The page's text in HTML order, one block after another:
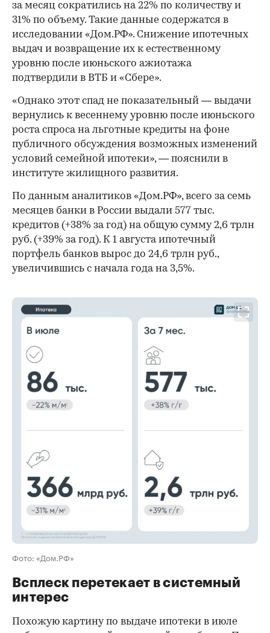
за месяц сократились на 22% по количеству и
31% по объему. Такие данные содержатся в
исследовании «Дом.РФ». Снижение ипотечных
выдач и возвращение их к естественному
уровню после июньского ажиотажа
подтвердили в ВТБ и «Сбере».
«Однако этот спад не показательный — выдачи
вернулись к весеннему уровню после июньского
роста спроса на льготные кредиты на фоне
публичного обсуждения возможных изменений
условий семейной ипотеки», — пояснили в
институте жилищного развития.
По данным аналитиков «Дом.РФ», всего за семь
месяцев банки в России выдали 577 тыс.
кредитов (+38% за год) на общую сумму 2,6 трлн
руб. (+39% за год). К 1 августа ипотечный
портфель банков вырос до 24,6 трлн руб.,
увеличившись с начала года на 3,5%.
Фото: «Дом.РФ»
Всплеск перетекает в системный
интерес
Похожую картину по выдаче ипотеки в июле